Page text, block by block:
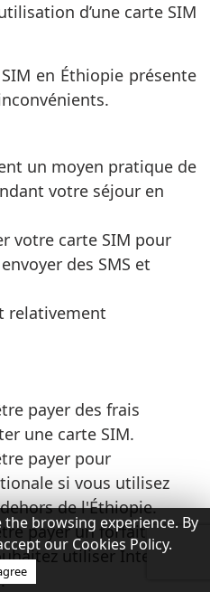
d’une carte SIM
en Éthiopie présente
un moyen pratique de
votre séjour en
votre carte SIM pour
des SMS et
relativement
payer des frais
une carte SIM.
payer pour
si vous utilisez
de l'Éthiopie.
payer un forfait de
utiliser Internet
browsing experience. By
our Cookies Policy.